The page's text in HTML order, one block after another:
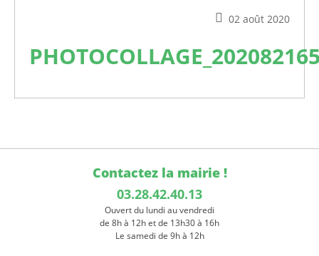
02 août 2020
Contactez la mairie !
03.28.42.40.13
Ouvert du lundi au vendredi
de 8h à 12h et de 13h30 à 16h
Le samedi de 9h à 12h